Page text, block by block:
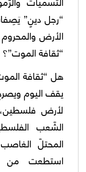
“رجل دينٍ”
الأرض
“ثقافة الموت”؟
هل “ثقافة
يقف اليوم
لأرض
الشّعب
المحتلّ
استطعت من